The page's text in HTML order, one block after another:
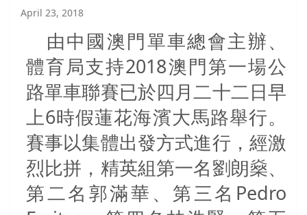
April 23, 2018
由中國澳門單車總會主辦、
體育局支持2018澳門第一場公
路單車聯賽已於四月二十二日早
上6時假蓮花海濱大馬路舉行。
賽事以集體出發方式進行，經激
烈比拼，精英組第一名劉朗燊、
第二名郭滿華、第三名Pedro